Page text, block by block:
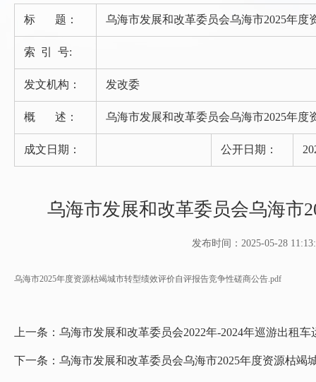
标 题： 乌海市发展和改革委员会乌海市2025年
索 引 号:
发文机构： 发改委
概 述： 乌海市发展和改革委员会乌海市2025年
成文日期： 公开日期：
乌海市发展和改革委员会乌海市
发布时间：2025-05-28
乌海市2025年度资源枯竭城市转型绩效评价自评报告竞争性磋商公告.pdf
上一条： 乌海市发展和改革委员会2022年-2024年巡游出租
下一条： 乌海市发展和改革委员会乌海市2025年度资源枯